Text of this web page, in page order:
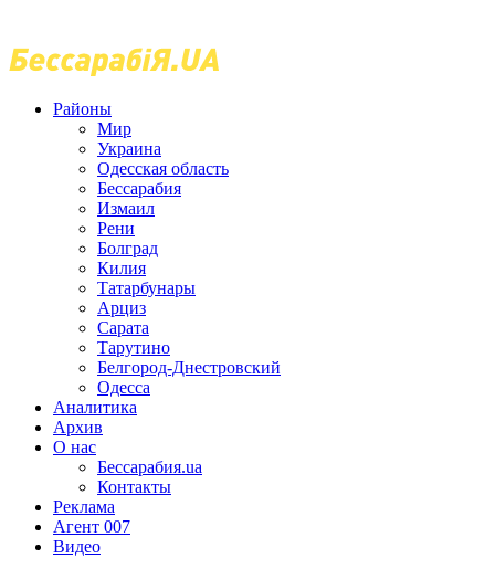
Районы
Мир
Украина
Одесская область
Бессарабия
Измаил
Рени
Болград
Килия
Татарбунары
Арциз
Сарата
Тарутино
Белгород-Днестровский
Одесса
Аналитика
Архив
О нас
Бессарабия.ua
Контакты
Реклама
Агент 007
Видео